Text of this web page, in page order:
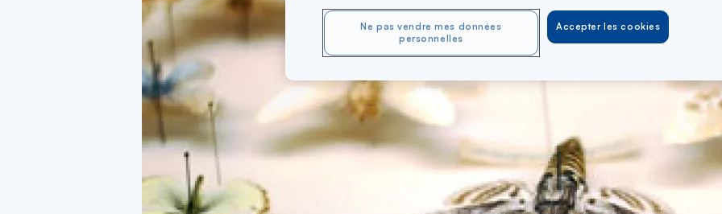
Accepter les cookies
Ne pas vendre mes données
personnelles